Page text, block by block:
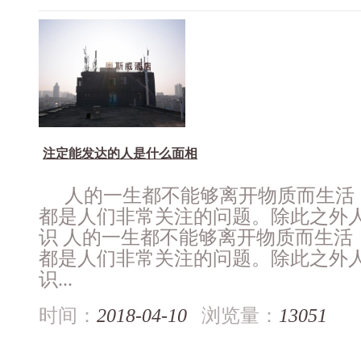
注定能发达的人是什么面相
人的一生都不能够离开物质而生
都是人们非常关注的问题。除此之外
识 人的一生都不能够离开物质而生
都是人们非常关注的问题。除此之外
识...
时间： 2018-04-10 浏览量： 13051